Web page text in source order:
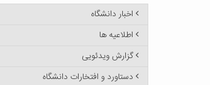
اخبار دانشگاه
اطلاعیه ها
گزارش ویدئویی
دستاورد و افتخارات دانشگاه